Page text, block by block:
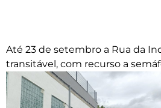
Até 23 de setembro a Rua da
transitável, com recurso a